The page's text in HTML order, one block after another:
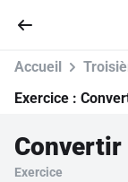
Accueil
Accueil
Exercice :
Exercice